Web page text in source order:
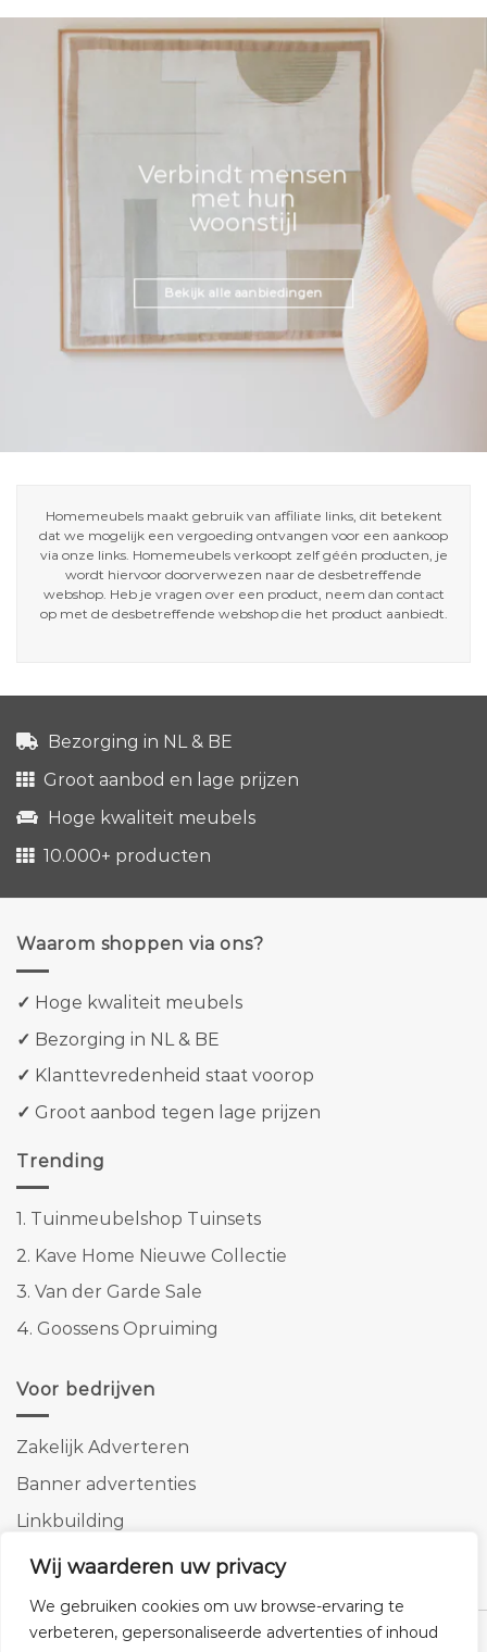
Wij waarderen uw privacy
We gebruiken cookies om uw browse-ervaring te
verbeteren, gepersonaliseerde advertenties of inhoud
Verbindt mensen
met hun
woonstijl
Bekijk alle aanbiedingen
Homemeubels maakt gebruik van affiliate links, dit betekent
dat we mogelijk een vergoeding ontvangen voor een aankoop
via onze links. Homemeubels verkoopt zelf géén producten, je
wordt hiervoor doorverwezen naar de desbetreffende
webshop. Heb je vragen over een product, neem dan contact
op met de desbetreffende webshop die het product aanbiedt.
Bezorging in NL & BE
Groot aanbod en lage prijzen
Hoge kwaliteit meubels
10.000+ producten
Waarom shoppen via ons?
✓ Hoge kwaliteit meubels
✓ Bezorging in NL & BE
✓ Klanttevredenheid staat voorop
✓ Groot aanbod tegen lage prijzen
Trending
1. Tuinmeubelshop Tuinsets
2. Kave Home Nieuwe Collectie
3. Van der Garde Sale
4. Goossens Opruiming
Voor bedrijven
Zakelijk Adverteren
Banner advertenties
Linkbuilding
SEO copywriting